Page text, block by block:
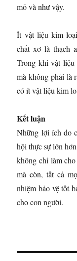
mỏ và như vậy.
Ít vật liệu kim
chất xơ là thạch
Trong khi vật liệu
mà không phải là
có ít vật liệu kim
Kết luận
Những lợi ích do
hội thực sự lớn
không chỉ làm
mà còn, tất cả
nhiệm bảo vệ tốt
cho con người.